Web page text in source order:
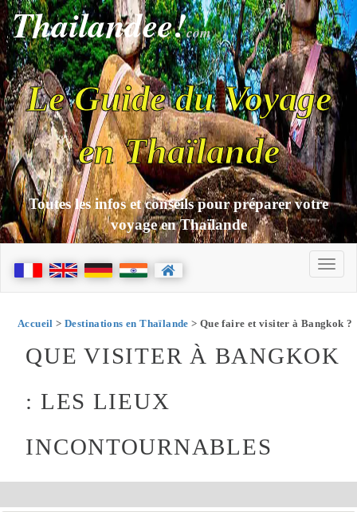
Thailandee!com
Le Guide du Voyage
en Thaïlande
Toutes les infos et conseils pour préparer votre
voyage en Thaïlande
Accueil > Destinations en Thaïlande > Que faire et visiter à Bangkok ?
QUE VISITER À BANGKOK
: LES LIEUX
INCONTOURNABLES